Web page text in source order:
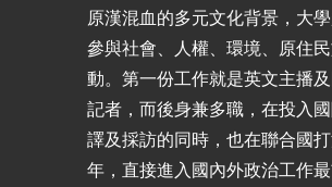
原漢混血的多元文化背景，大
參與社會、人權、環境、原住
動。第一份工作就是英文主播
記者，而後身兼多職，在投入
譯及採訪的同時，也在聯合國
年，直接進入國內外政治工作